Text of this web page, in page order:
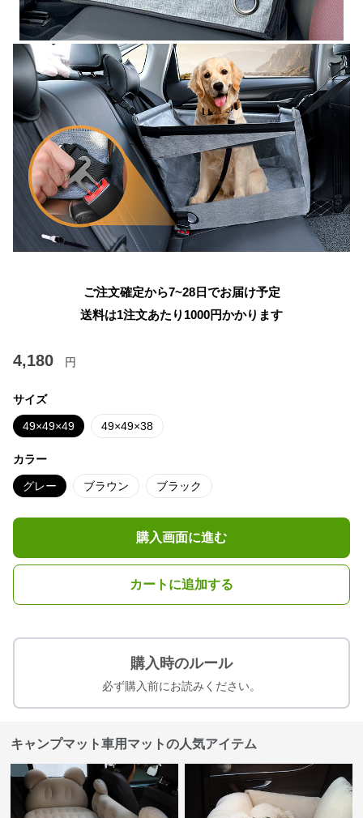
ご注文確定から7~28日でお届け予定
送料は1注文あたり 1000円かかります
4,180 円
サイズ
49×49×49 49×49×38
カラー
グレー ブラウン ブラック
購入画面に進む
カートに追加する
購入時のルール
必ず購入前にお読みください。
キャンプマット車用マットの人気アイテム